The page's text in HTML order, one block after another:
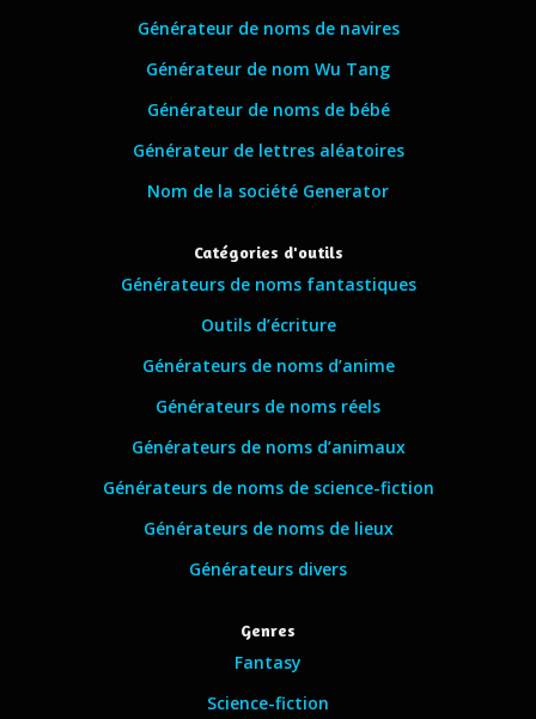
Générateur de noms de navires
Générateur de nom Wu Tang
Générateur de noms de bébé
Générateur de lettres aléatoires
Nom de la société Generator
Catégories d'outils
Générateurs de noms fantastiques
Outils d’écriture
Générateurs de noms d’anime
Générateurs de noms réels
Générateurs de noms d’animaux
Générateurs de noms de science-fiction
Générateurs de noms de lieux
Générateurs divers
Genres
Fantasy
Science-fiction